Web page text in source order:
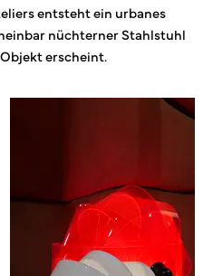
entsteht ein urbanes
nüchterner Stahlstuhl
erscheint.